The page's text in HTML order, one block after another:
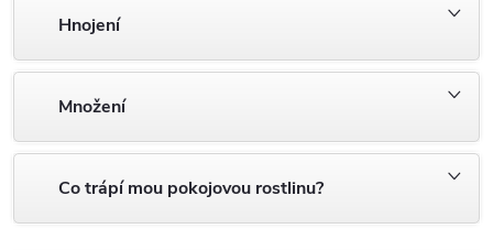
Hnojení
Množení
Co trápí mou pokojovou rostlinu?